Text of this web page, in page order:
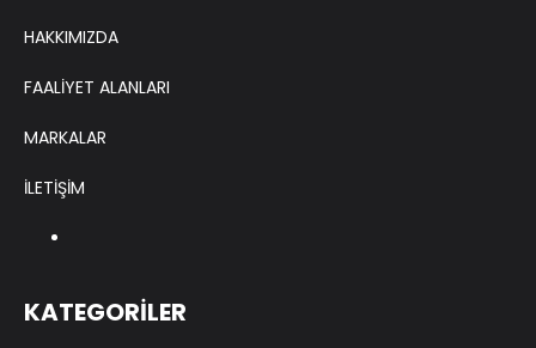
HAKKIMIZDA
FAALİYET ALANLARI
MARKALAR
İLETİŞİM
KATEGORİLER